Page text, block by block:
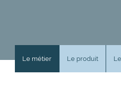
Le métier Le produit